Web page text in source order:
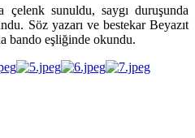
çelenk sunuldu, saygı duruşunda
Söz yazarı ve bestekar Beyazıt
bando eşliğinde okundu.